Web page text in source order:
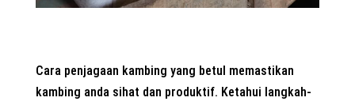
Cara penjagaan kambing yang betul memastikan
kambing anda sihat dan produktif. Ketahui langkah-